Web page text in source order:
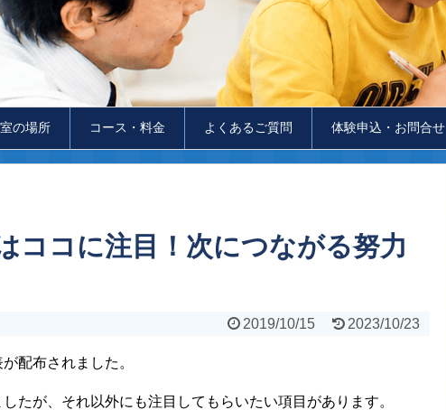
の場所 コース・料金 よくあるご質問 体験申込・お問合せ
ココに注目！次につながる努力
2019/10/15 2023/10/23
配布されました。
たが、それ以外にも注目してもらいたい項目があります。